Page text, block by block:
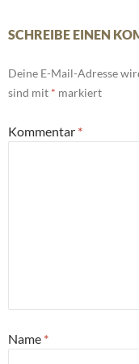
SCHREIBE EINEN
Deine E-Mail-Adresse
sind mit * markiert
Kommentar *
Name *